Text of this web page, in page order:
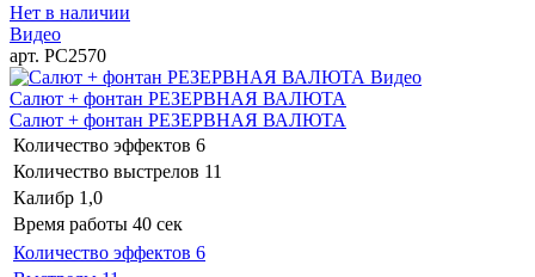
Нет в наличии
Видео
арт. РС2570
Видео
Салют + фонтан РЕЗЕРВНАЯ ВАЛЮТА
Салют + фонтан РЕЗЕРВНАЯ ВАЛЮТА
Количество эффектов 6
Количество выстрелов 11
Калибр 1,0
Время работы 40 сек
Количество эффектов 6